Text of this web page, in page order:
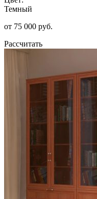
Темный
от 75 000 руб.
Рассчитать